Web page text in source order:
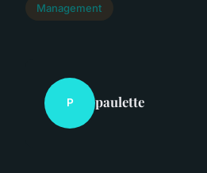
Management
P paulette